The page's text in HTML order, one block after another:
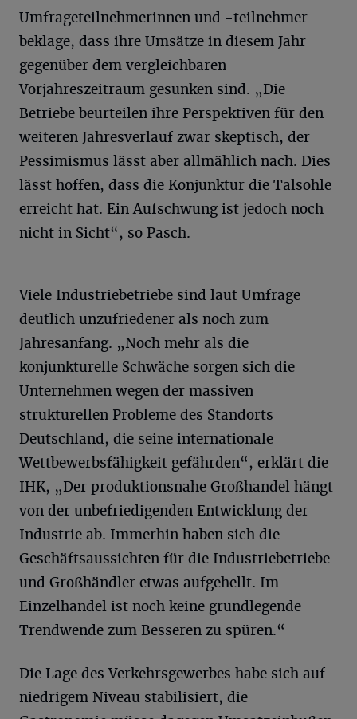
Umfrageteilnehmerinnen und -teilnehmer
beklage, dass ihre Umsätze in diesem Jahr
gegenüber dem vergleichbaren
Vorjahreszeitraum gesunken sind. „Die
Betriebe beurteilen ihre Perspektiven für den
weiteren Jahresverlauf zwar skeptisch, der
Pessimismus lässt aber allmählich nach. Dies
lässt hoffen, dass die Konjunktur die Talsohle
erreicht hat. Ein Aufschwung ist jedoch noch
nicht in Sicht“, so Pasch.
Viele Industriebetriebe sind laut Umfrage
deutlich unzufriedener als noch zum
Jahresanfang. „Noch mehr als die
konjunkturelle Schwäche sorgen sich die
Unternehmen wegen der massiven
strukturellen Probleme des Standorts
Deutschland, die seine internationale
Wettbewerbsfähigkeit gefährden“, erklärt die
IHK, „Der produktionsnahe Großhandel hängt
von der unbefriedigenden Entwicklung der
Industrie ab. Immerhin haben sich die
Geschäftsaussichten für die Industriebetriebe
und Großhändler etwas aufgehellt. Im
Einzelhandel ist noch keine grundlegende
Trendwende zum Besseren zu spüren.“
Die Lage des Verkehrsgewerbes habe sich auf
niedrigem Niveau stabilisiert, die